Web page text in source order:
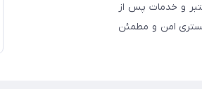
و خدمات پس از
بستری امن و مطمئن